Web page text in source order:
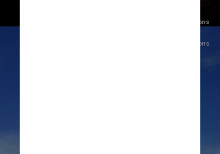
Foto/Wikimediacommons
Henry Burbank/Wikimediacommons